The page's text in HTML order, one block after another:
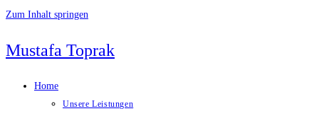
Zum Inhalt springen
Mustafa Toprak
Home
Unsere Leistungen